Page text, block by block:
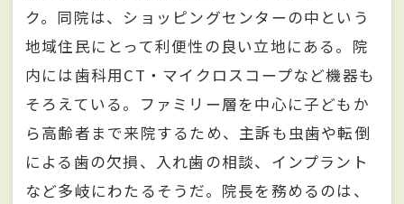
ク。同院は、ショッピングセンターの中という
地域住民にとって利便性の良い立地にある。院
内には歯科用CT・マイクロスコープなど機器も
そろえている。ファミリー層を中心に子どもか
ら高齢者まで来院するため、主訴も虫歯や転倒
による歯の欠損、入れ歯の相談、インプラント
など多岐にわたるそうだ。院長を務めるのは、